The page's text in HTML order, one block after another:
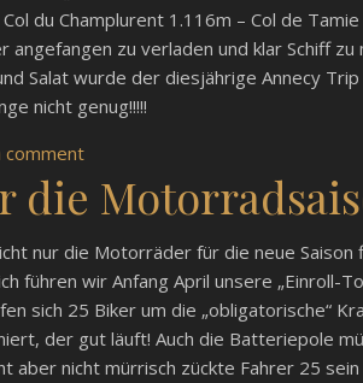
du Champlurent 1.116m – Col de
zu verladen und klar Schiff zu
Salat wurde der diesjährige Annecy
nicht genug!!!!!
comment
die
nur die Motorräder für die neue
führen wir Anfang April unsere „Einroll-
sich 25 Biker um die „obligatorische“
der gut läuft! Auch die Batteriepole
aber nicht mürrisch zückte Fahrer 25